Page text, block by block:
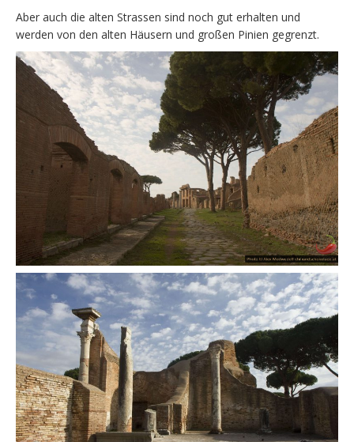
Aber auch die alten Strassen sind noch gut erhalten und
werden von den alten Häusern und großen Pinien gegrenzt.